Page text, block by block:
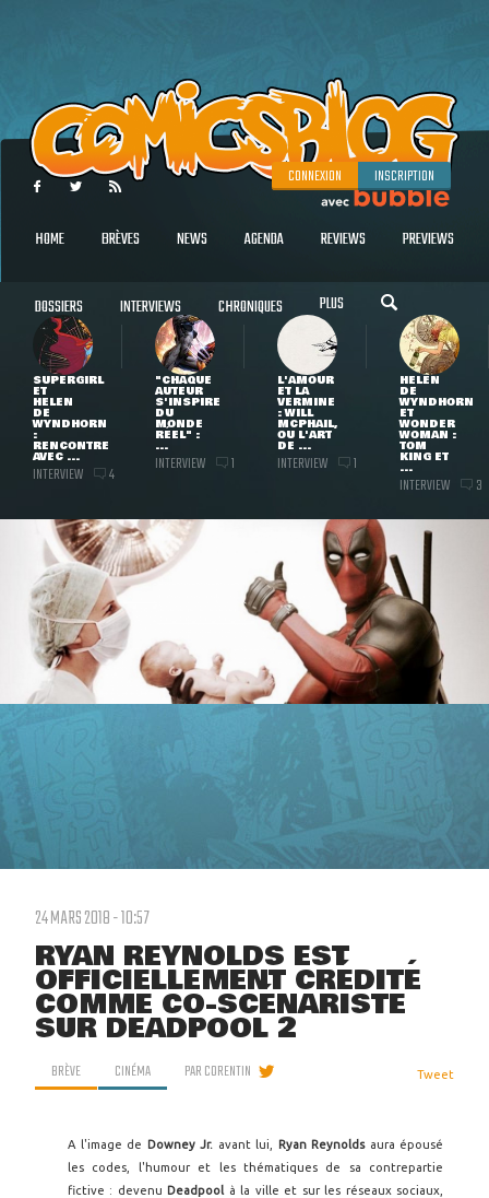
CONNEXION INSCRIPTION
HOME BRÈVES NEWS AGENDA REVIEWS PREVIEWS
DOSSIERS INTERVIEWS CHRONIQUES PLUS
SUPERGIRL
ET
HELEN
DE
WYNDHORN
:
RENCONTRE
AVEC ...
INTERVIEW 4
"CHAQUE
AUTEUR
S'INSPIRE
DU
MONDE
RÉEL" :
...
INTERVIEW 1
L'AMOUR
ET LA
VERMINE
: WILL
MCPHAIL,
OU L'ART
DE ...
INTERVIEW 1
HELEN
DE
WYNDHORN
ET
WONDER
WOMAN :
TOM
KING ET
...
INTERVIEW 3
24 MARS 2018 - 10:57
RYAN REYNOLDS EST
OFFICIELLEMENT CRÉDITÉ
COMME CO-SCÉNARISTE
SUR DEADPOOL 2
BRÈVE CINÉMA PARCORENTIN Tweet
A l'image de Downey Jr. avant lui, Ryan Reynoldsaura épousé
les codes, l'humour et les thématiques de sa contrepartie
fictive : devenu Deadpool à la ville et sur les réseaux sociaux,